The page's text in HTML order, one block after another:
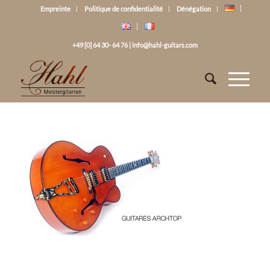
Empreinte Politique de confidentialité Dénégation
+49 [0] 64 30- 64 76|info@hahl-guitars.com